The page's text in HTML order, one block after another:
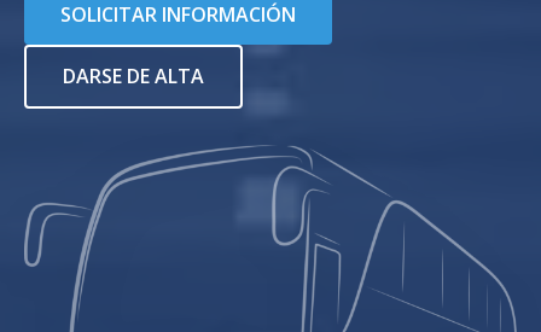
SOLICITAR INFORMACIÓN
DARSE DE ALTA